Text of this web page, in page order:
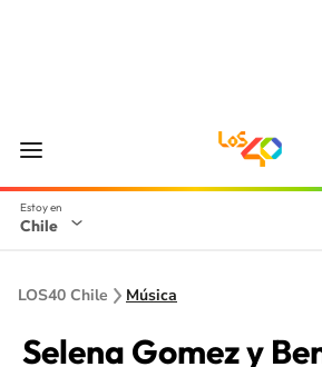
Chile
LOS40 Chile Música
Selena Gomez y